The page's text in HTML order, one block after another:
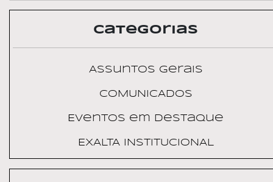
Categorias
Assuntos Gerais
COMUNICADOS
Eventos em Destaque
EXALTA INSTITUCIONAL